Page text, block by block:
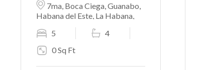
7ma, Boca Ciega, Guanabo,
Habana del Este, La Habana,
20590, Cuba
5
4
0 Sq Ft